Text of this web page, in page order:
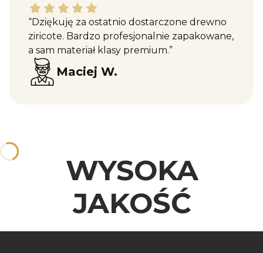
Maciej W. dał ocenę: 5
“Dziękuję za ostatnio dostarczone drewno
ziricote. Bardzo profesjonalnie zapakowane,
a sam materiał klasy premium.”
Maciej W.
WYSOKA
JAKOŚĆ